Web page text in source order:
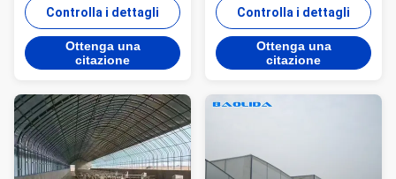
serra del film plastico del
cerchio della singola portata è
una serra della struttura più
semplice con l'installazione più
a basso costo e più
Controlla i dettagli
Ottenga una
citazione
descrive: La struttura del
cetriolo e del pomodoro della
serra della unico portata del
polietilene è adatta a piantare il
pomodoro ed il cetriolo nelle
Controlla i dettagli
Ottenga una
citazione